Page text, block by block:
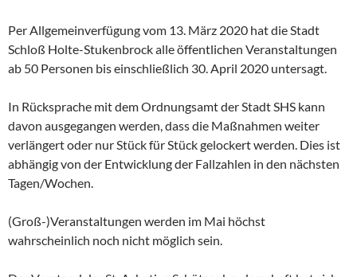
Per Allgemeinverfügung vom 13. März 2020 hat die Stadt
Schloß Holte-Stukenbrock alle öffentlichen Veranstaltungen
ab 50 Personen bis einschließlich 30. April 2020 untersagt.
In Rücksprache mit dem Ordnungsamt der Stadt SHS kann
davon ausgegangen werden, dass die Maßnahmen weiter
verlängert oder nur Stück für Stück gelockert werden. Dies ist
abhängig von der Entwicklung der Fallzahlen in den nächsten
Tagen/Wochen.
(Groß-)Veranstaltungen werden im Mai höchst
wahrscheinlich noch nicht möglich sein.